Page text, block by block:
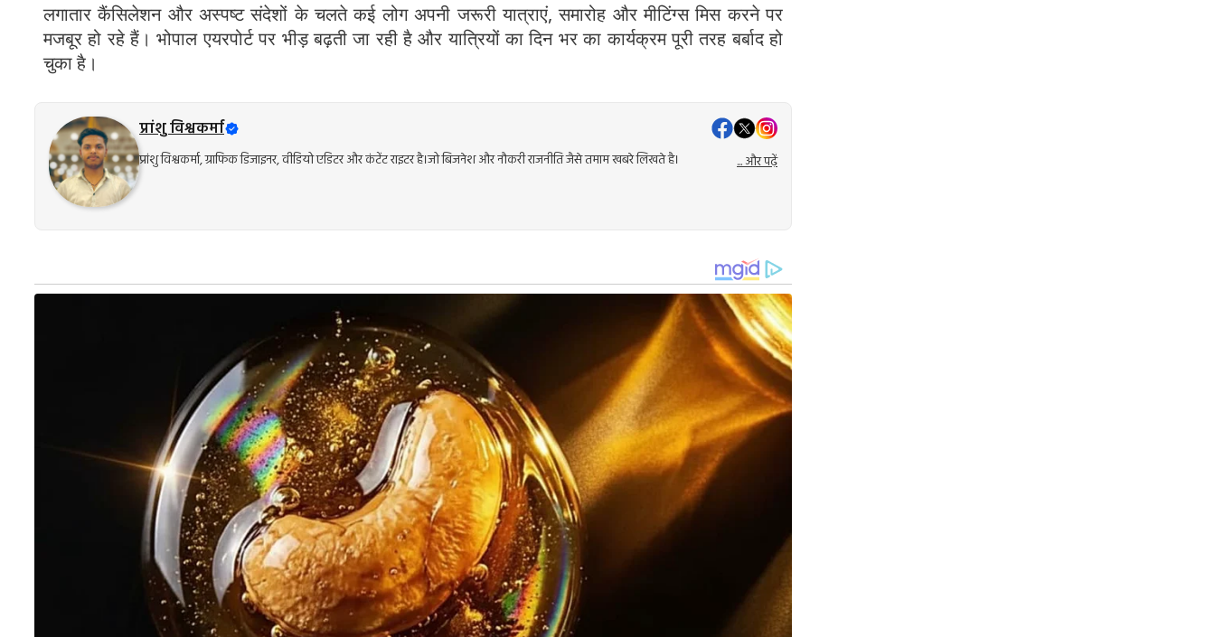
लगातार कैंसिलेशन और अस्पष्ट संदेशों के चलते कई लोग अपनी जरूरी यात्राएं, समारोह और मीटिंग्स मिस करने पर
मजबूर हो रहे हैं। भोपाल एयरपोर्ट पर भीड़ बढ़ती जा रही है और यात्रियों का दिन भर का कार्यक्रम पूरी तरह बर्बाद हो
चुका है।
प्रांशु विश्वकर्मा
प्रांशु विश्वकर्मा, ग्राफिक डिजाइनर, वीडियो एडिटर और कंटेंट राइटर है।जो बिजनेश और नौकरी राजनीति जैसे तमाम खबरे लिखते है। ... और पढ़ें